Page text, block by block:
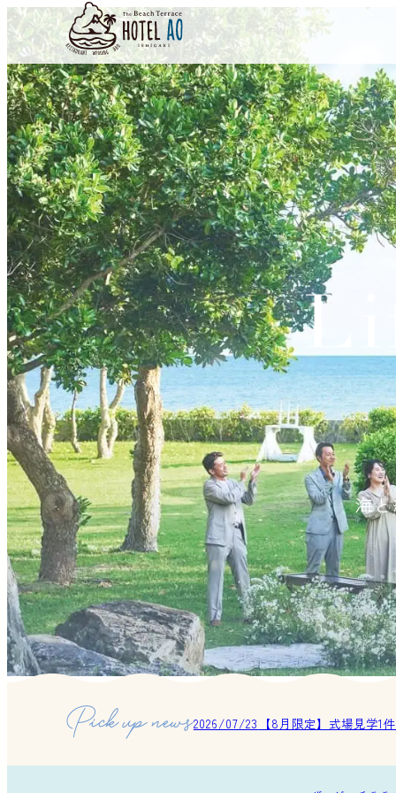
内
容
を
ス
キ
ッ
プ
海
2026/07/23 【8月限定】式場見学1